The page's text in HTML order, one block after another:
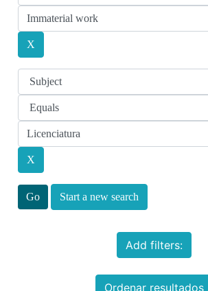
Start a new search
Add filters:
Ordenar resultados